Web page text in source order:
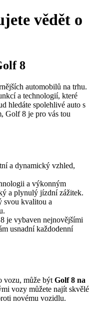
vědět o
8
automobilů na trhu.
a technologií, které
hledáte spolehlivé auto s
Golf 8 je pro vás tou
a dynamický vzhled,
a výkonným
a plynulý jízdní zážitek.
svou kvalitou a
je vybaven nejnovějšími
usnadní každodenní
vozu, může býtGolf 8 na
vozy můžete najít skvělé
novému vozidlu.